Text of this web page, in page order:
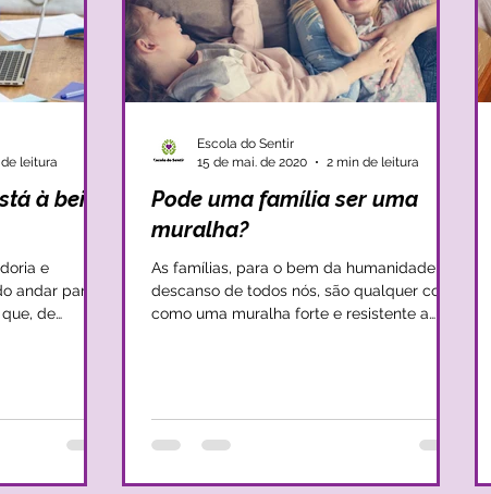
à beira
e
andar para a
de
leitura
Pode uma família ser uma
muralha?
As famílias, para o bem da humanidade e
descanso de todos nós, são qualquer coisa
como uma muralha forte e resistente a
Escola do Sentir
15 de mai. de 2020
2 min de leitura